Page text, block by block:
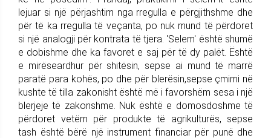
lejuar si një përjashtim nga rregulla e përgjithshme dhe
për të ka rregulla të veçanta, po nuk mund të përdoret
si një analogji për kontrata të tjera. 'Selem' është shumë
e dobishme dhe ka favoret e saj për të dy palët. Është
e mirëseardhur për shitësin, sepse ai mund të marrë
paratë para kohës, po dhe për blerësin,sepse çmimi në
kushte të tilla zakonisht është më i favorshëm sesa i një
blerjeje të zakonshme. Nuk është e domosdoshme të
përdoret vetëm për produkte të agrikulturës, sepse
tash është bërë një instrument financiar për punë dhe